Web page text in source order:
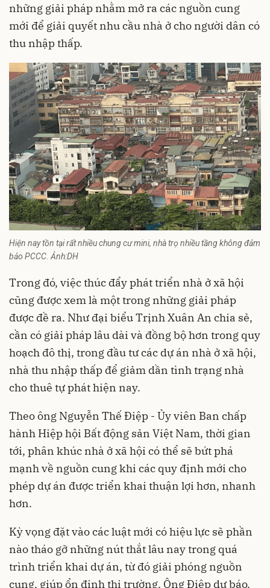
những giải pháp nhằm mở ra các nguồn cung
mới để giải quyết nhu cầu nhà ở cho người dân có
thu nhập thấp.
Hiện nay tồn tại rất nhiều chung cư mini, nhà trọ nhiều tầng không đảm
bảo PCCC. Ảnh:DH
Trong đó, việc thúc đẩy phát triển nhà ở xã hội
cũng được xem là một trong những giải pháp
được đề ra. Như đại biểu Trịnh Xuân An chia sẻ,
cần có giải pháp lâu dài và đồng bộ hơn trong quy
hoạch đô thị, trong đầu tư các dự án nhà ở xã hội,
nhà thu nhập thấp để giảm dần tình trạng nhà
cho thuê tự phát hiện nay.
Theo ông Nguyễn Thế Điệp - Ủy viên Ban chấp
hành Hiệp hội Bất động sản Việt Nam, thời gian
tới, phân khúc nhà ở xã hội có thể sẽ bứt phá
mạnh về nguồn cung khi các quy định mới cho
phép dự án được triển khai thuận lợi hơn, nhanh
hơn.
Kỳ vọng đặt vào các luật mới có hiệu lực sẽ phần
nào tháo gỡ những nút thắt lâu nay trong quá
trình triển khai dự án, từ đó giải phóng nguồn
cung, giúp ổn định thị trường. Ông Điệp dự báo,